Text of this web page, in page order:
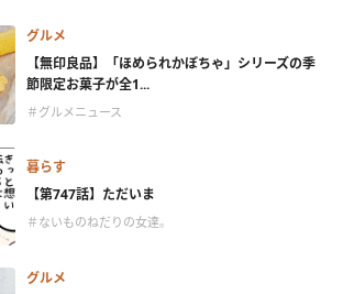
グルメ
【無印良品】「ほめられかぼちゃ」シリーズの季
節限定お菓子が全1...
＃グルメニュース
暮らす
【第747話】ただいま
＃ないものねだりの女達。
グルメ